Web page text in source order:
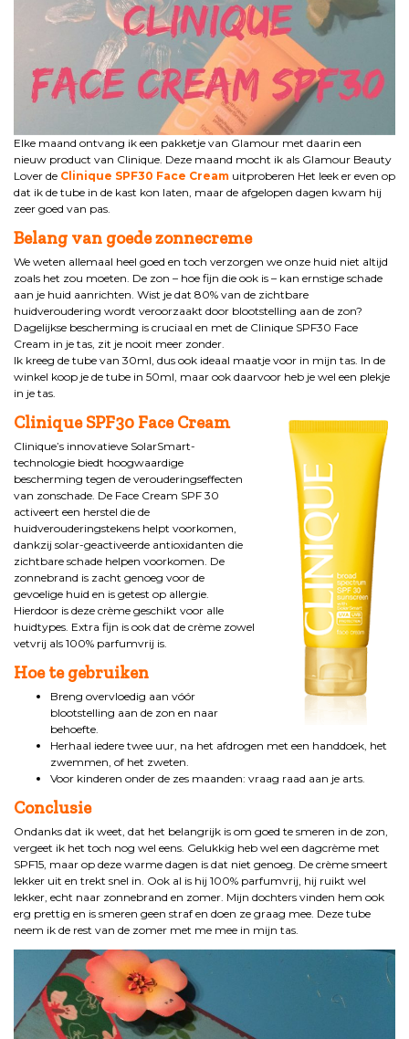
Elke maand ontvang ik een pakketje van Glamour met daarin een
nieuw product van Clinique. Deze maand mocht ik als Glamour Beauty
Lover de Clinique SPF30 Face Cream uitproberen Het leek er even op
dat ik de tube in de kast kon laten, maar de afgelopen dagen kwam hij
zeer goed van pas.
Belang van goedezonnecreme
We weten allemaal heel goed en toch verzorgen we onze huid niet altijd
zoals het zou moeten. De zon – hoe fijn die ook is – kan ernstige schade
aan je huid aanrichten. Wist je dat 80% van de zichtbare
huidveroudering wordt veroorzaakt door blootstelling aan de zon?
Dagelijkse bescherming is cruciaal en met de Clinique SPF30 Face
Cream in je tas, zit je nooit meer zonder.
Ik kreeg de tube van 30ml, dus ook ideaal maatje voor in mijn tas. In de
winkel koop je de tube in 50ml, maar ook daarvoor heb je wel een plekje
in je tas.
Clinique SPF30 Face Cream
Clinique’s innovatieve SolarSmart-
technologie biedt hoogwaardige
bescherming tegen de verouderingseffecten
van zonschade. De Face Cream SPF 30
activeert een herstel die de
huidverouderingstekens helpt voorkomen,
dankzij solar-geactiveerde antioxidanten die
zichtbare schade helpen voorkomen. De
zonnebrand is zacht genoeg voor de
gevoelige huid en is getest op allergie.
Hierdoor is deze crème geschikt voor alle
huidtypes. Extra fijn is ook dat de crème zowel
vetvrij als 100% parfumvrij is.
Hoe te gebruiken
Breng overvloedig aan vóór
blootstelling aan de zon en naar
behoefte.
Herhaal iedere twee uur, na het afdrogen met een handdoek, het
zwemmen, of het zweten.
Voor kinderen onder de zes maanden: vraag raad aan je arts.
Conclusie
Ondanks dat ik weet, dat het belangrijk is om goed te smeren in de zon,
vergeet ik het toch nog wel eens. Gelukkig heb wel een dagcrème met
SPF15, maar op deze warme dagen is dat niet genoeg. De crème smeert
lekker uit en trekt snel in. Ook al is hij 100% parfumvrij, hij ruikt wel
lekker, echt naar zonnebrand en zomer. Mijn dochters vinden hem ook
erg prettig en is smeren geen straf en doen ze graag mee. Deze tube
neem ik de rest van de zomer met me mee in mijn tas.